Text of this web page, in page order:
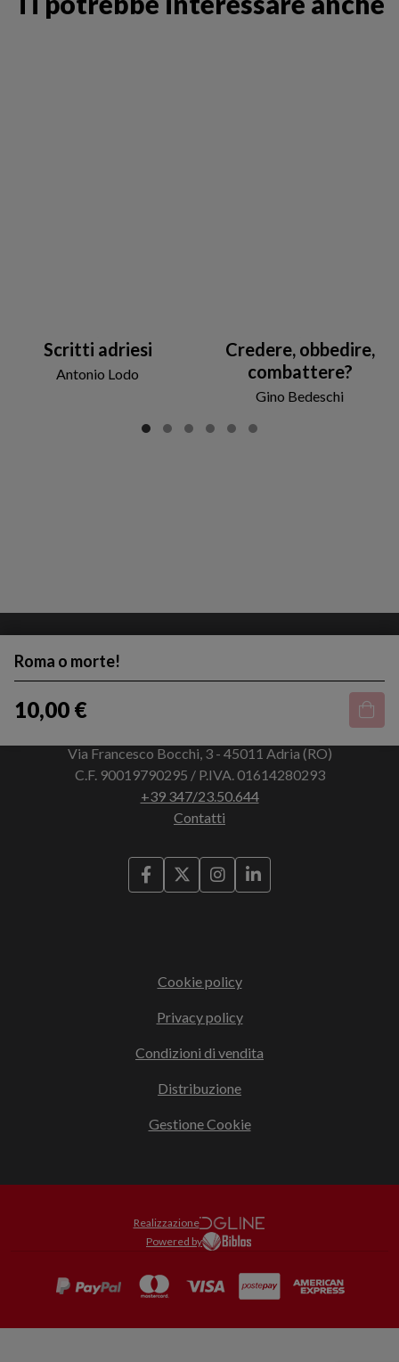
Scritti adriesi
Antonio Lodo
Credere, obbedire,
combattere?
Gino Bedeschi
Roma o morte!
10,00 €
Via Francesco Bocchi, 3 - 45011 Adria (RO)
C.F. 90019790295 / P.IVA. 01614280293
+39 347/23.50.644
Contatti
Cookie policy
Privacy policy
Condizioni di vendita
Distribuzione
Gestione Cookie
Realizzazione
Powered by